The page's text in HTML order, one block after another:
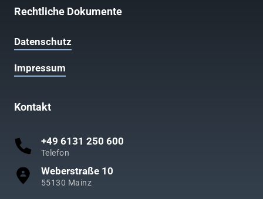
Rechtliche Dokumente
Datenschutz
Impressum
Kontakt
+49 6131 250 600
Telefon
Weberstraße 10
55130 Mainz